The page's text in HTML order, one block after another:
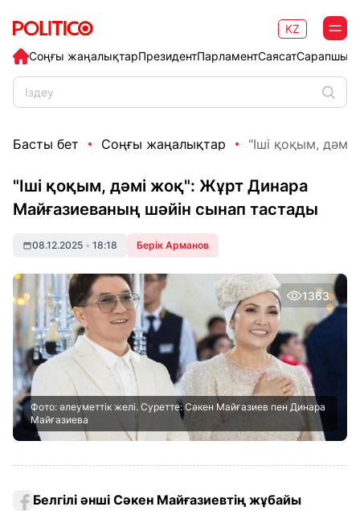
Соңғы жаңалықтарПрезидентПарламентСаясат
KZ
Басты бет Соңғы жаңалықтар "Іші қоқым,
"Іші қоқым, дәмі жоқ": Жұрт Динара
Майғазиеваның шәйін сынап тастады
08.12.2025 • 18:18 Берік Арманов
1363
Фото: әлеуметтік желі. Суретте: Сәкен Майғазиев пен Динара
Майғазиева
Белгілі әнші Сәкен Майғазиевтің жұбайы